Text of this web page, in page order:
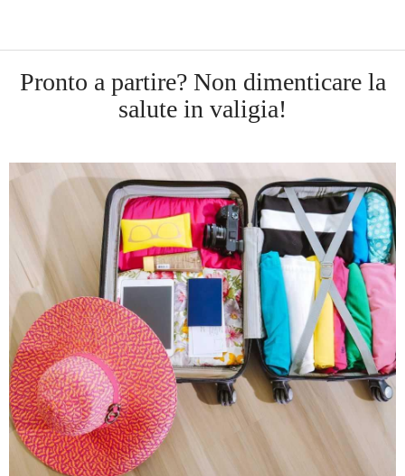
Pronto a partire? Non dimenticare la
salute in valigia!